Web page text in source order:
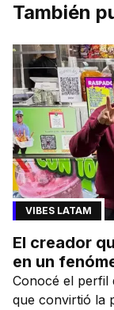
También
VIBES LATAM
El creador
en un
Conocé el perfil
que convirtió la